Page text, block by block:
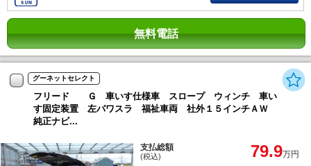
無料電話
グーネットセレクト
フリード Ｇ 車いす仕様車 スロープ ウィンチ 車い
す固定装置 左パワスラ 福祉車両 社外１５インチＡＷ
純正ナビ...
支払総額
(税込) 79.9万円